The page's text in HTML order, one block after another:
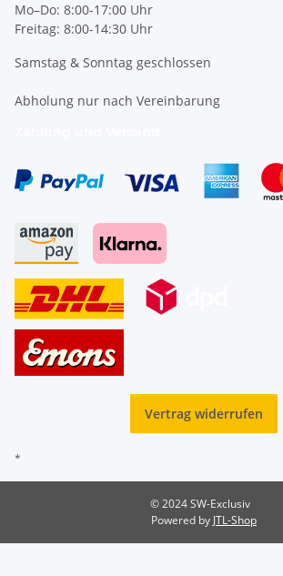
Mo–Do: 8:00-17:00 Uhr
Freitag: 8:00-14:30 Uhr
Samstag & Sonntag geschlossen
Abholung nur nach Vereinbarung
Vertrag widerrufen
*
© 2024 SW-Exclusiv
Powered by JTL-Shop